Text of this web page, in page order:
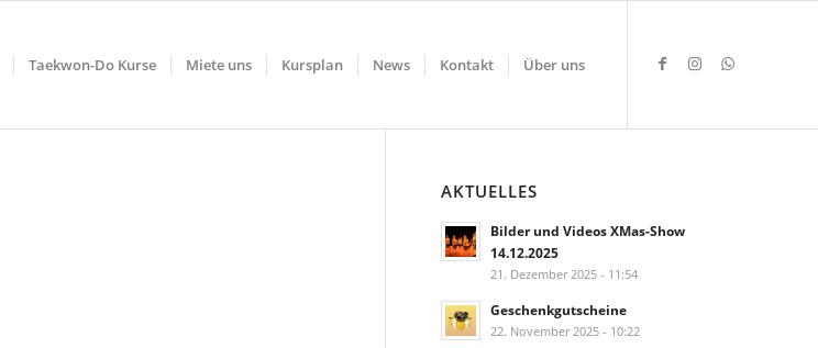
Taekwon-Do Kurse Miete uns Kursplan News Kontakt Über uns
AKTUELLES
Bilder und Videos XMas-Show
14.12.2025
21. Dezember 2025 - 11:54
Geschenkgutscheine
22. November 2025 - 10:22